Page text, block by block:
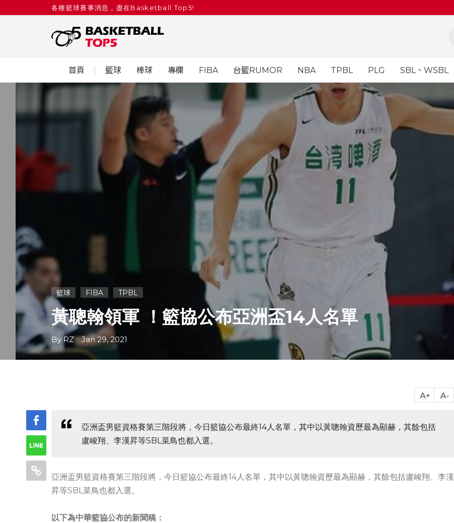
各種籃球賽事消息，盡在Basketball Top5!
首頁 籃球 棒球 專欄 FIBA 台籃RUMOR NBA TPBL PLG SBL、WSBL
籃球 FIBA TPBL
黃聰翰領軍 ！籃協公布亞洲盃14人名單
By RZ Jan 29, 2021
亞洲盃男籃資格賽第三階段將，今日籃協公布最終14人名單，其中以黃聰翰資歷最為顯赫，其餘包括
盧峻翔、李漢昇等SBL菜鳥也都入選。
亞洲盃男籃資格賽第三階段將，今日籃協公布最終14人名單，其中以黃聰翰資歷最為顯赫，其餘包括盧峻翔、李漢
昇等SBL菜鳥也都入選。
以下為中華籃協公布的新聞稿：